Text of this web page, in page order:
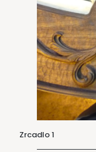
Zrcadlo 1